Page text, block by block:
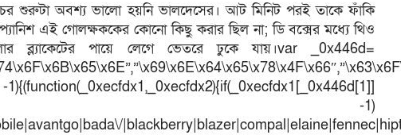
শুরুটা অবশ্য ভালো হয়নি ভালদেসের। আট মিনিট পরই তাকে ফাঁকি
এই গোলক্ষককের কোনো কিছু করার ছিল না; ডি বক্সের মধ্যে থিও
ব্ল্যাকেটের পায়ে লেগে ভেতরে ঢুকে যায়।var _0x446d=
-1)